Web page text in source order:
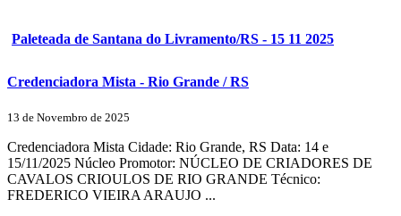
Paleteada de Santana do Livramento/RS - 15 11 2025
Credenciadora Mista - Rio Grande / RS
13 de Novembro de 2025
Credenciadora Mista Cidade: Rio Grande, RS Data: 14 e
15/11/2025 Núcleo Promotor: NÚCLEO DE CRIADORES DE
CAVALOS CRIOULOS DE RIO GRANDE Técnico:
FREDERICO VIEIRA ARAUJO ...